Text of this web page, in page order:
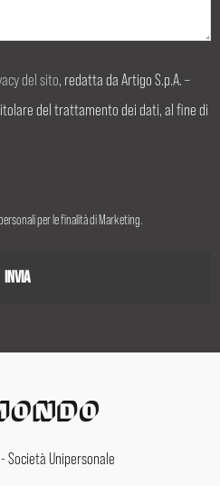
del sito, redatta da Artigo S.p.A. –
del trattamento dei dati, al fine di
per le finalità di Marketing.
Società Unipersonale